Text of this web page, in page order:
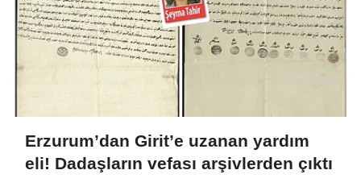
Erzurum’dan Girit’e uzanan yardım
eli! Dadaşların vefası arşivlerden çıktı